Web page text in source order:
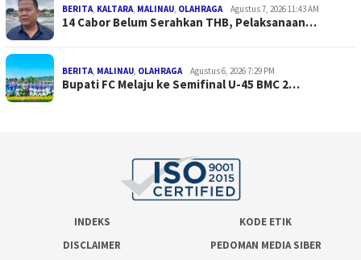
BERITA, KALTARA, MALINAU, OLAHRAGA Agustus 7, 2026 11:43 AM
14 Cabor Belum Serahkan THB, Pelaksanaan…
BERITA, MALINAU, OLAHRAGA Agustus 6, 2026 7:29 PM
Bupati FC Melaju ke Semifinal U-45 BMC 2…
INDEKS
KODE ETIK
DISCLAIMER
PEDOMAN MEDIA SIBER